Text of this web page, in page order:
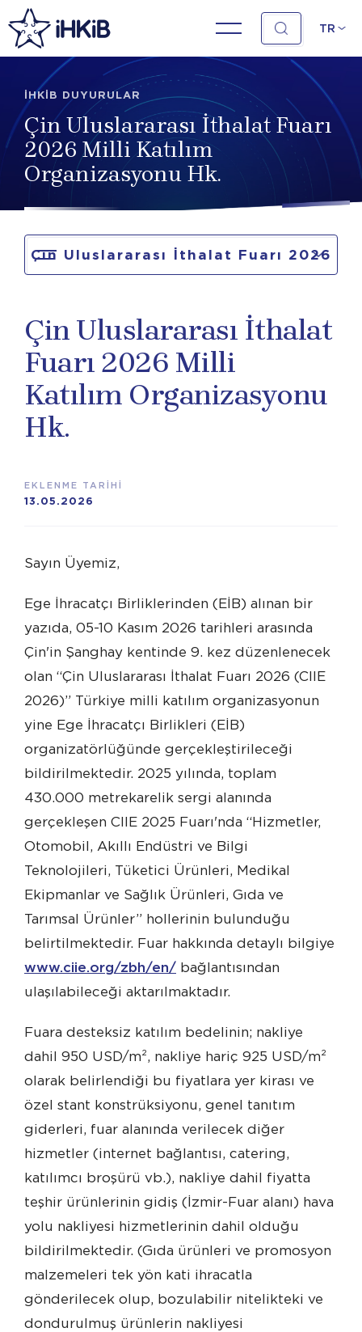
TR
İHKİB DUYURULAR
Çin Uluslararası İthalat Fuarı
2026 Milli Katılım
Organizasyonu Hk.
Çin Uluslararası İthalat Fuarı 2026
Çin Uluslararası İthalat
Fuarı 2026 Milli
Katılım Organizasyonu
Hk.
EKLENME TARİHİ
13.05.2026
Sayın Üyemiz,
Ege İhracatçı Birliklerinden (EİB) alınan bir
yazıda, 05-10 Kasım 2026 tarihleri arasında
Çin'in Şanghay kentinde 9. kez düzenlenecek
olan “Çin Uluslararası İthalat Fuarı 2026 (CIIE
2026)” Türkiye milli katılım organizasyonun
yine Ege İhracatçı Birlikleri (EİB)
organizatörlüğünde gerçekleştirileceği
bildirilmektedir. 2025 yılında, toplam
430.000 metrekarelik sergi alanında
gerçekleşen CIIE 2025 Fuarı'nda “Hizmetler,
Otomobil, Akıllı Endüstri ve Bilgi
Teknolojileri, Tüketici Ürünleri, Medikal
Ekipmanlar ve Sağlık Ürünleri, Gıda ve
Tarımsal Ürünler” hollerinin bulunduğu
belirtilmektedir. Fuar hakkında detaylı bilgiye
www.ciie.org/zbh/en/ bağlantısından
ulaşılabileceği aktarılmaktadır.
Fuara desteksiz katılım bedelinin; nakliye
dahil 950 USD/m², nakliye hariç 925 USD/m²
olarak belirlendiği bu fiyatlara yer kirası ve
özel stant konstrüksiyonu, genel tanıtım
giderleri, fuar alanında verilecek diğer
hizmetler (internet bağlantısı, catering,
katılımcı broşürü vb.), nakliye dahil fiyatta
teşhir ürünlerinin gidiş (İzmir-Fuar alanı) hava
yolu nakliyesi hizmetlerinin dahil olduğu
bildirilmektedir. (Gıda ürünleri ve promosyon
malzemeleri tek yön kati ihracatla
gönderilecek olup, bozulabilir nitelikteki ve
dondurulmuş ürünlerin nakliyesi